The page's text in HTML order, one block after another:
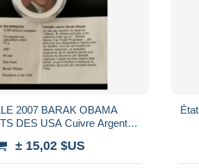
2007 BARAK OBAMA
DES USA Cuivre Argenté
± 15,02 $US